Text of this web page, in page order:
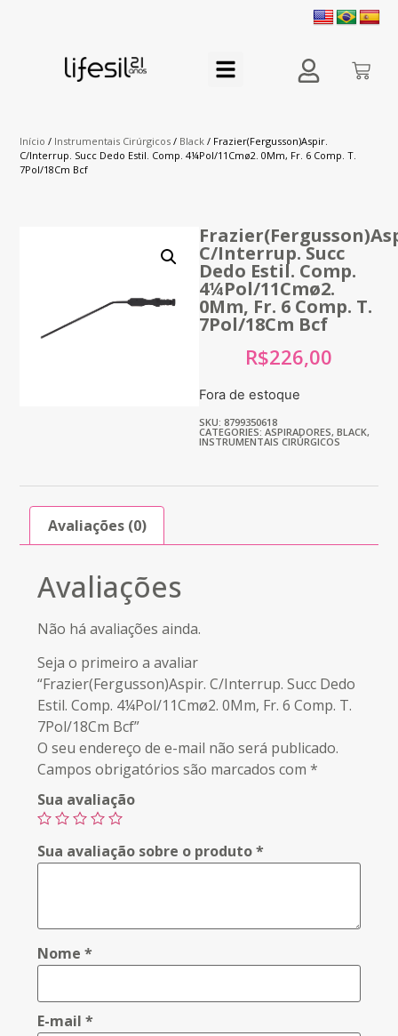
Início / Instrumentais Cirúrgicos / Black / Frazier(Fergusson)Aspir.
C/Interrup. Succ Dedo Estil. Comp. 4¼Pol/11Cmø2. 0Mm, Fr. 6 Comp. T.
7Pol/18Cm Bcf
C/Interrup. Succ
Dedo Estil. Comp.
4¼Pol/11Cmø2.
0Mm, Fr. 6 Comp. T.
7Pol/18Cm Bcf
R$226,00
Fora de estoque
SKU: 8799350618
CATEGORIES: ASPIRADORES, BLACK,
INSTRUMENTAIS CIRÚRGICOS
Avaliações (0)
Avaliações
Não há avaliações ainda.
Seja o primeiro a avaliar
“Frazier(Fergusson)Aspir. C/Interrup. Succ Dedo
Estil. Comp. 4¼Pol/11Cmø2. 0Mm, Fr. 6 Comp. T.
7Pol/18Cm Bcf”
O seu endereço de e-mail não será publicado.
Campos obrigatórios são marcados com*
Sua avaliação
Sua avaliação sobre o produto*
Nome*
E-mail*